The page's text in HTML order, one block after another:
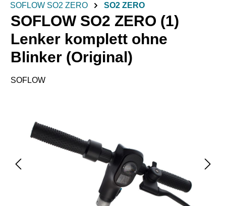
SOFLOW SO2 ZERO
SO2 ZERO
SOFLOW SO2 ZERO (1)
Lenker komplett ohne
Blinker (Original)
SOFLOW